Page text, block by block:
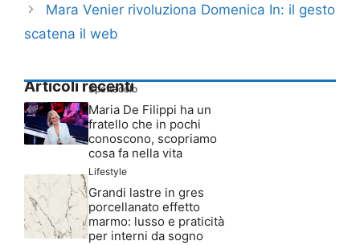
Mara Venier rivoluziona Domenica In: il gesto
scatena il web
Articoli recenti
Spettacolo
Maria De Filippi ha un
fratello che in pochi
conoscono, scopriamo
cosa fa nella vita
Lifestyle
Grandi lastre in gres
porcellanato effetto
marmo: lusso e praticità
per interni da sogno